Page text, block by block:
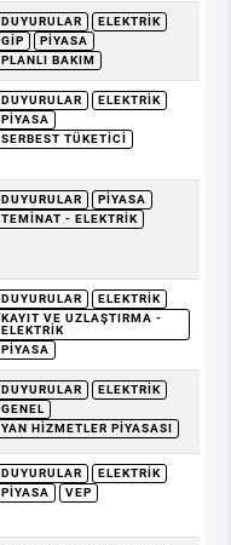
DUYURULAR
ELEKTRIK
GİP
PIYASA
PLANLI BAKIM
DUYURULAR
ELEKTRIK
PIYASA
SERBEST TÜKETICI
DUYURULAR
PIYASA
TEMINAT - ELEKTRIK
DUYURULAR
ELEKTRIK
KAYIT VE UZLAŞTIRMA -
ELEKTRIK
PIYASA
DUYURULAR
ELEKTRIK
GENEL
YAN HIZMETLER PIYASASI
DUYURULAR
ELEKTRIK
PIYASA
VEP